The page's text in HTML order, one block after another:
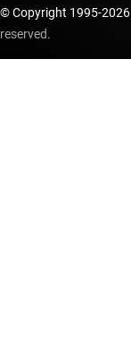
© Copyright 1995-2026
reserved.